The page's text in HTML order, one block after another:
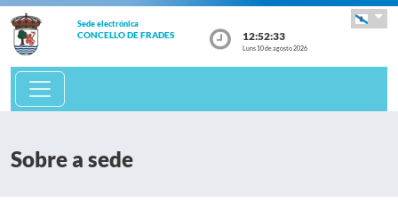
Sede electrónica
CONCELLO DE FRADES 12:52:34
Luns 10 de agosto 2026
Sobre a sede